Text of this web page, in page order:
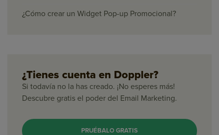
¿Cómo crear un Widget Pop-up Promocional?
¿Tienes cuenta en Doppler?
Si todavía no la has creado. ¡No esperes más!
Descubre gratis el poder del Email Marketing.
PRUÉBALO GRATIS